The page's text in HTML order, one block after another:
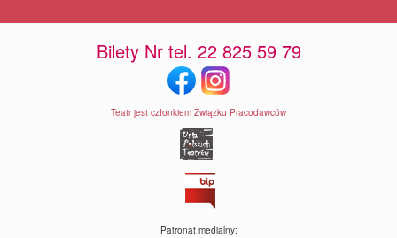
Bilety Nr tel. 22 825 59 79
Teatr jest członkiem Związku Pracodawców
Patronat medialny: